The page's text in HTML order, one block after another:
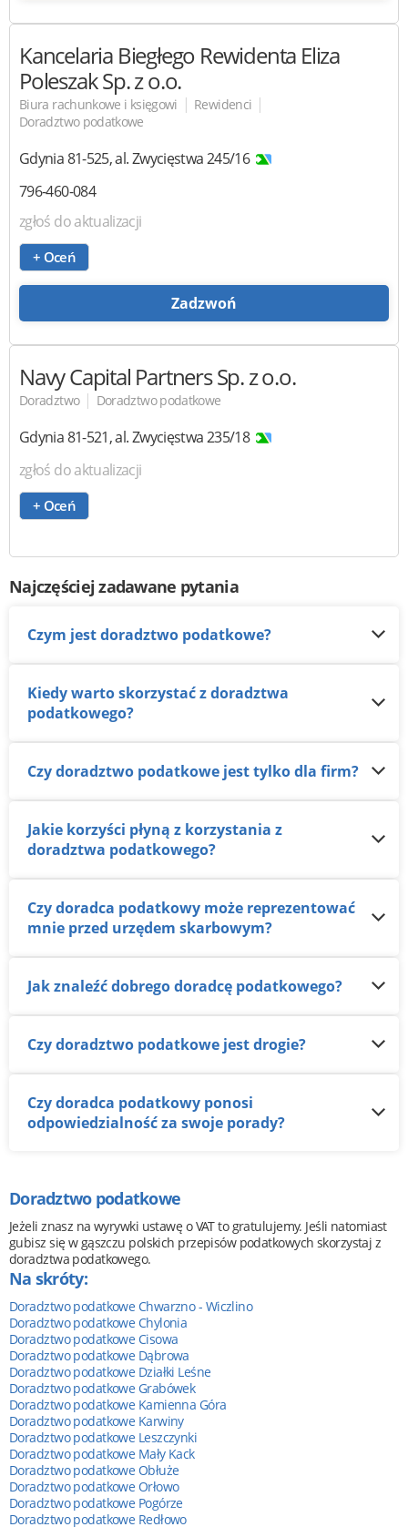
Kancelaria Biegłego Rewidenta Eliza
Poleszak Sp. z o.o.
Biura rachunkowe i księgowi | Rewidenci |
Doradztwo podatkowe
Gdynia81-525,al. Zwycięstwa 245/16
796-460-084
zgłoś do aktualizacji
+ Oceń
Zadzwoń
Navy Capital PartnersSp. z o.o.
Doradztwo | Doradztwo podatkowe
Gdynia81-521,al. Zwycięstwa 235/18
zgłoś do aktualizacji
+ Oceń
Najczęściej zadawane pytania
Czym jest doradztwo podatkowe?
Kiedy warto skorzystać z doradztwa
podatkowego?
Czy doradztwo podatkowe jest tylko dla firm?
Jakie korzyści płyną z korzystania z
doradztwa podatkowego?
Czy doradca podatkowy może reprezentować
mnie przed urzędem skarbowym?
Jak znaleźć dobrego doradcę podatkowego?
Czy doradztwo podatkowe jest drogie?
Czy doradca podatkowy ponosi
odpowiedzialność za swoje porady?
Doradztwo podatkowe
Jeżeli znasz na wyrywki ustawę o VAT to gratulujemy. Jeśli natomiast
gubisz się w gąszczu polskich przepisów podatkowych skorzystaj z
doradztwa podatkowego.
Na skróty:
Doradztwo podatkowe Chwarzno - Wiczlino
Doradztwo podatkowe Chylonia
Doradztwo podatkowe Cisowa
Doradztwo podatkowe Dąbrowa
Doradztwo podatkowe Działki Leśne
Doradztwo podatkowe Grabówek
Doradztwo podatkowe Kamienna Góra
Doradztwo podatkowe Karwiny
Doradztwo podatkowe Leszczynki
Doradztwo podatkowe Mały Kack
Doradztwo podatkowe Obłuże
Doradztwo podatkowe Orłowo
Doradztwo podatkowe Pogórze
Doradztwo podatkowe Redłowo